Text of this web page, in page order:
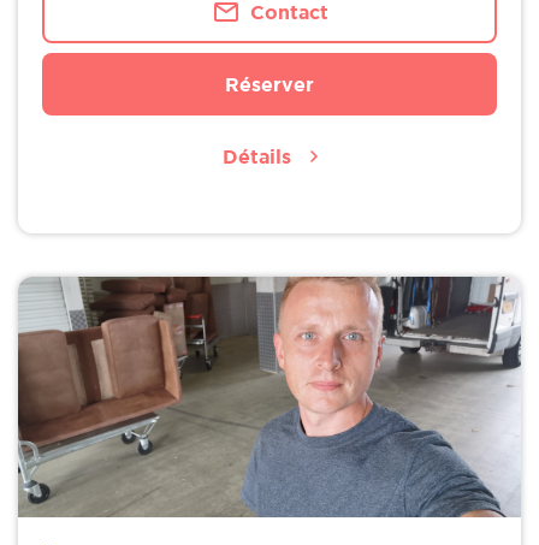
Contact
Réserver
Détails